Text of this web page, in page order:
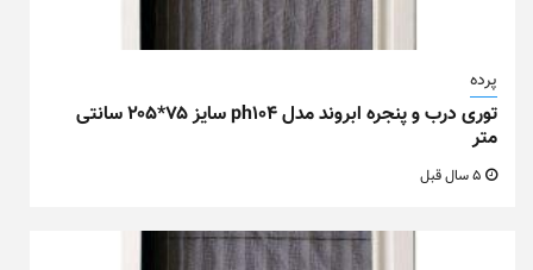
پرده
توری درب و پنجره ابروند مدل ph104 سایز ۷۵*۲۰۵ سانتی
متر